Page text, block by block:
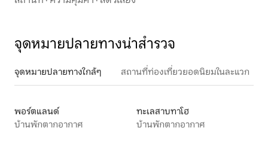
จุดหมายปลายทางน่าสำรวจ
จุดหมายปลายทางใกล้ๆ สถานที่ท่องเที่ยวยอดนิยมในละแวก
พอร์ตแลนด์
บ้านพักตากอากาศ
ทะเลสาบทาโฮ
บ้านพักตากอากาศ